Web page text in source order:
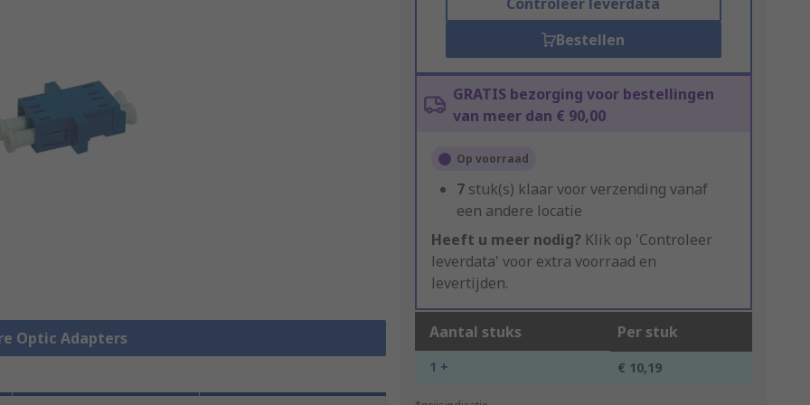
Optic Adapters
Bestellen
GRATIS bezorging voor bestellingen
van meer dan € 90,00
Op voorraad
7 stuk(s) klaar voor verzending vanaf
een andere locatie
Heeft u meer nodig? Klik op 'Controleer
leverdata' voor extra voorraad en
levertijden.
Aantal stuks Per stuk
1 + € 10,19